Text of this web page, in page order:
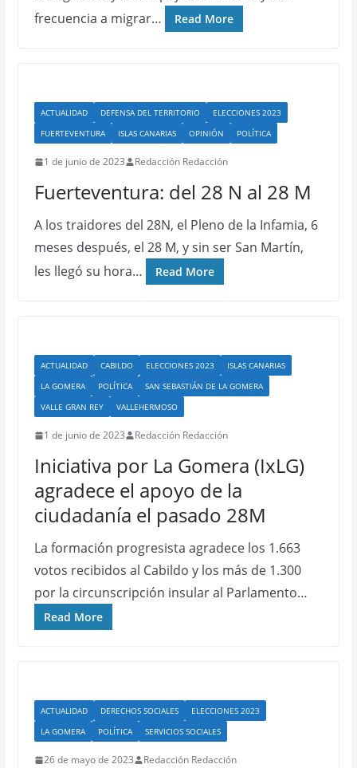
frecuencia a migrar…
Read More
ACTUALIDAD DEFENSA DEL TERRITORIO
ELECCIONES 2023
FUERTEVENTURA
ISLAS CANARIAS OPINIÓN POLÍTICA
1 de junio de 2023 Redacción Redacción
Fuerteventura: del 28 N al 28 M
A los traidores del 28N, el Pleno de la Infamia, 6
meses después, el 28 M, y sin ser San Martín,
les llegó su hora…
Read More
ACTUALIDAD CABILDO ELECCIONES 2023
ISLAS CANARIAS
LA GOMERA
POLÍTICA
SAN SEBASTIÁN DE LA GOMERA
VALLE GRAN REY
VALLEHERMOSO
1 de junio de 2023 Redacción Redacción
Iniciativa por La Gomera (IxLG)
agradece el apoyo de la
ciudadanía el pasado 28M
La formación progresista agradece los 1.663
votos recibidos al Cabildo y los más de 1.300
por la circunscripción insular al Parlamento…
Read More
ACTUALIDAD DERECHOS SOCIALES
ELECCIONES 2023
LA GOMERA
POLÍTICA SERVICIOS SOCIALES
26 de mayo de 2023 Redacción Redacción